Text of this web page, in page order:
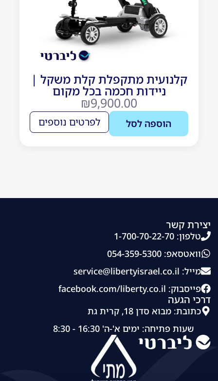
קלנועית מתקפלת קלת משקל |
ניידות חכמה בכל מקום
₪9,900.00
הוספה לסל לפרטים נוספים
יצירת קשר
טלפון: 1-700-70-22-70
וואטסאפ: 054-359-5300
מייל: service@libertyisrael.co.il
פייסבוק: facebook.com/liberty.co.il
דרכי הגעה
כתובת: מבוא סדן 18, קרית גת
שעות פתיחה: ימים א'-ה' 16:30 - 8:30